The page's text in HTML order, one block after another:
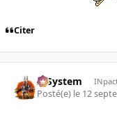
Citer
X-System
Posté(e) le 12